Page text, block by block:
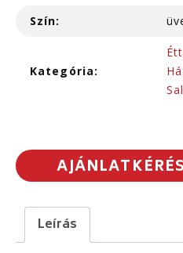
Szín:
Kategória:
AJÁNLATKÉRÉS
Leírás